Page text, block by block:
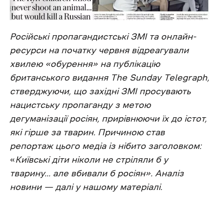
Російські пропагандистські ЗМІ та онлайн-
ресурси на початку червня відреагували
хвилею «обурення» на публікацію
британського видання The Sunday Telegraph,
стверджуючи, що західні ЗМІ просувають
нацистську пропаганду з метою
дегуманізації росіян, прирівнюючи їх до істот,
які гірше за тварин. Причиною став
репортаж цього медіа із нібито заголовком:
«Київські діти ніколи не стріляли б у
тварину… але вбивали б росіян». Аналіз
новини — далі у нашому матеріалі.